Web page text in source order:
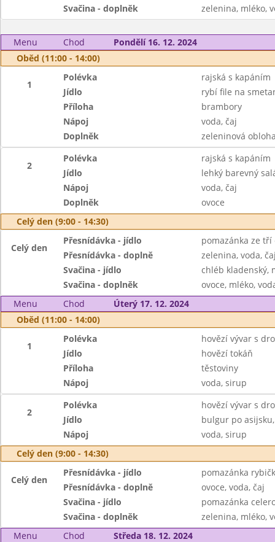
Svačina - doplněk
zelenina, mléko,
Menu Chod
Pondělí 16. 12. 2024
Oběd (11:00 - 14:00)
1
Polévka
rajská s kapáním
Jídlo
rybí file na
Příloha
brambory
Nápoj
voda, čaj
Doplněk
zeleninová
2
Polévka
rajská s kapáním
Jídlo
lehký barevný
Nápoj
voda, čaj
Doplněk
ovoce
Celý den (9:00 - 14:30)
Celý den
Přesnídávka - jídlo
pomazánka ze
Přesnídávka - doplně
zelenina, voda,
Svačina - jídlo
chléb kladenský,
Svačina - doplněk
ovoce, mléko,
Menu
Chod
Úterý 17. 12. 2024
Oběd (11:00 - 14:00)
1
Polévka
hovězí vývar s
Jídlo
hovězí tokáň
Příloha
těstoviny
Nápoj
voda, sirup
2
Polévka
hovězí vývar s
Jídlo
bulgur po
Nápoj
voda, sirup
Celý den (9:00 - 14:30)
Celý den
Přesnídávka - jídlo
pomazánka
Přesnídávka - doplně
ovoce, voda, čaj
Svačina - jídlo
pomazánka
Svačina - doplněk
zelenina, mléko,
Menu
Chod
Středa 18. 12. 2024